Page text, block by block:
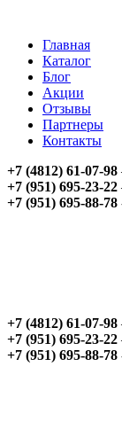
Главная
Каталог
Блог
Акции
Отзывы
Партнеры
Контакты
+7 (4812) 61-07-98
+7 (951) 695-23-22
+7 (951) 695-88-78
+7 (4812) 61-07-98
+7 (951) 695-23-22
+7 (951) 695-88-78